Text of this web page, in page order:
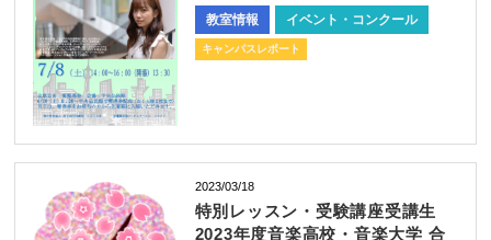
教室情報 イベント・コンクール
キャンパスレポート
2023/03/18
特別レッスン・受験講座受講生
2023年度音楽高校・音楽大学 合